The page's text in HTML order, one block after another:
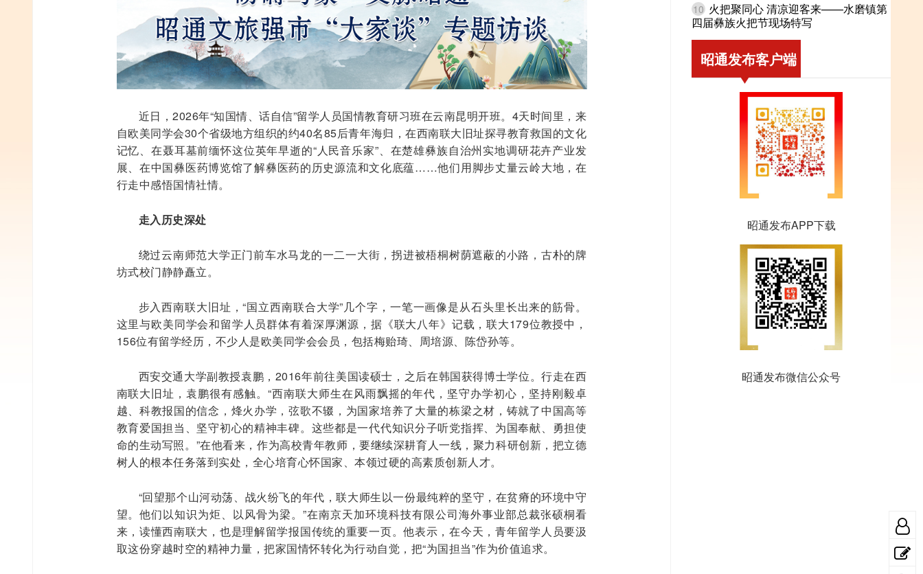
近日，2026年“知国情、话自信”留学人员国情教育研习班在云南昆明开班。4天时间里，来
自欧美同学会30个省级地方组织的约40名85后青年海归，在西南联大旧址探寻教育救国的文化
记忆、在聂耳墓前缅怀这位英年早逝的“人民音乐家”、在楚雄彝族自治州实地调研花卉产业发
展、在中国彝医药博览馆了解彝医药的历史源流和文化底蕴……他们用脚步丈量云岭大地，在
行走中感悟国情社情。
走入历史深处
绕过云南师范大学正门前车水马龙的一二一大街，拐进被梧桐树荫遮蔽的小路，古朴的牌
坊式校门静静矗立。
步入西南联大旧址，“国立西南联合大学”几个字，一笔一画像是从石头里长出来的筋骨。
这里与欧美同学会和留学人员群体有着深厚渊源，据《联大八年》记载，联大179位教授中，
156位有留学经历，不少人是欧美同学会会员，包括梅贻琦、周培源、陈岱孙等。
西安交通大学副教授袁鹏，2016年前往美国读硕士，之后在韩国获得博士学位。行走在西
南联大旧址，袁鹏很有感触。“西南联大师生在风雨飘摇的年代，坚守办学初心，坚持刚毅卓
越、科教报国的信念，烽火办学，弦歌不辍，为国家培养了大量的栋梁之材，铸就了中国高等
教育爱国担当、坚守初心的精神丰碑。这些都是一代代知识分子听党指挥、为国奉献、勇担使
命的生动写照。”在他看来，作为高校青年教师，要继续深耕育人一线，聚力科研创新，把立德
树人的根本任务落到实处，全心培育心怀国家、本领过硬的高素质创新人才。
“回望那个山河动荡、战火纷飞的年代，联大师生以一份最纯粹的坚守，在贫瘠的环境中守
望。他们以知识为炬、以风骨为梁。”在南京天加环境科技有限公司海外事业部总裁张硕桐看
来，读懂西南联大，也是理解留学报国传统的重要一页。他表示，在今天，青年留学人员要汲
取这份穿越时空的精神力量，把家国情怀转化为行动自觉，把“为国担当”作为价值追求。
10 火把聚同心 清凉迎客来——水磨镇第
四届彝族火把节现场特写
昭通发布客户端
昭通发布APP下载
昭通发布微信公众号